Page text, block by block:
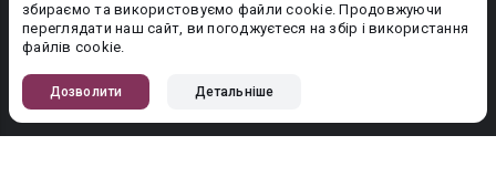
збираємо та використовуємо файли cookie. Продовжуючи
переглядати наш сайт, ви погоджуєтеся на збір і використання
файлів cookie.
Дозволити Детальніше
Правила публікації авторського контенту
PR-вiддiл: pr@booknet.com
© 2026 Booknet. Всі права захищено.